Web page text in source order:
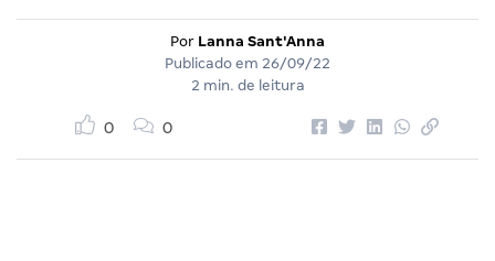
Por Lanna Sant'Anna
Publicado em 26/09/22
2 min. de leitura
0 0